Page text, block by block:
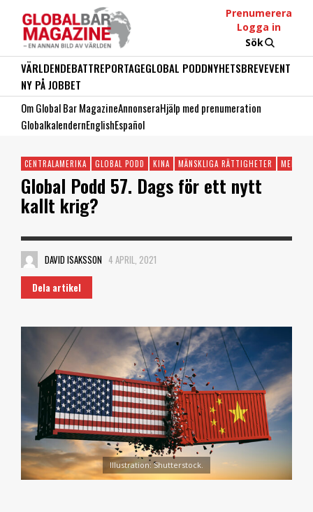
Prenumerera
Logga in
Sök
VÄRLDENDEBATTREPORTAGEGLOBAL PODDNYHETSBREVEVENT
NY PÅ JOBBET
Om Global Bar MagazineAnnonseraHjälp med prenumeration
GlobalkalendernEnglishEspañol
CENTRALAMERIKA GLOBAL PODD KINA MÄNSKLIGA RÄTTIGHETER
Global Podd 57. Dags för ett nytt
kallt krig?
DAVID ISAKSSON 4 APRIL, 2021
Dela artikel
Illustration: Shutterstock.